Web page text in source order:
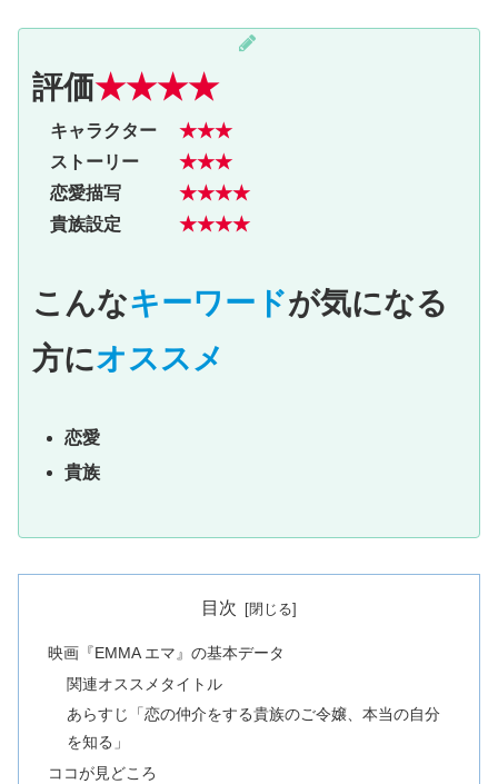
評価★★★★
キャラクター
★★★
ストーリー ★★★
恋愛描写
★★★★
貴族設定
★★★★
こんなキーワードが気になる
方にオススメ
恋愛
貴族
目次
映画『EMMA エマ』の基本データ
関連オススメタイトル
あらすじ「恋の仲介をする貴族のご令嬢、本当の自分
を知る」
ココが見どころ